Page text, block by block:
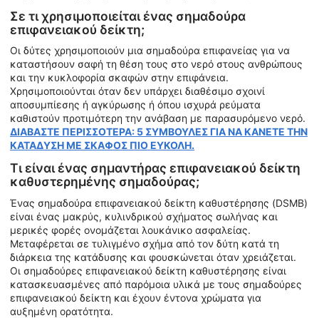
Σε τι χρησιμοποιείται ένας σημαδούρα
επιφανειακού δείκτη;
Οι δύτες χρησιμοποιούν μια σημαδούρα επιφανείας για να
καταστήσουν σαφή τη θέση τους στο νερό στους ανθρώπους
και την κυκλοφορία σκαφών στην επιφάνεια.
Χρησιμοποιούνται όταν δεν υπάρχει διαθέσιμο σχοινί
αποσυμπίεσης ή αγκύρωσης ή όπου ισχυρά ρεύματα
καθιστούν προτιμότερη την ανάβαση με παρασυρόμενο νερό.
ΔΙΑΒΑΣΤΕ ΠΕΡΙΣΣΟΤΕΡΑ: 5 ΣΥΜΒΟΥΛΕΣ ΓΙΑ ΝΑ ΚΑΝΕΤΕ ΤΗΝ
ΚΑΤΑΔΥΣΗ ΜΕ ΣΚΑΦΟΣ ΠΙΟ ΕΥΚΟΛΗ.
Τι είναι ένας σημαντήρας επιφανειακού δείκτη
καθυστερημένης σημαδούρας;
Ένας σημαδούρα επιφανειακού δείκτη καθυστέρησης (DSMB)
είναι ένας μακρύς, κυλινδρικού σχήματος σωλήνας και
μερικές φορές ονομάζεται λουκάνικο ασφαλείας.
Μεταφέρεται σε τυλιγμένο σχήμα από τον δύτη κατά τη
διάρκεια της κατάδυσης και φουσκώνεται όταν χρειάζεται.
Οι σημαδούρες επιφανειακού δείκτη καθυστέρησης είναι
κατασκευασμένες από παρόμοια υλικά με τους σημαδούρες
επιφανειακού δείκτη και έχουν έντονα χρώματα για
αυξημένη ορατότητα.